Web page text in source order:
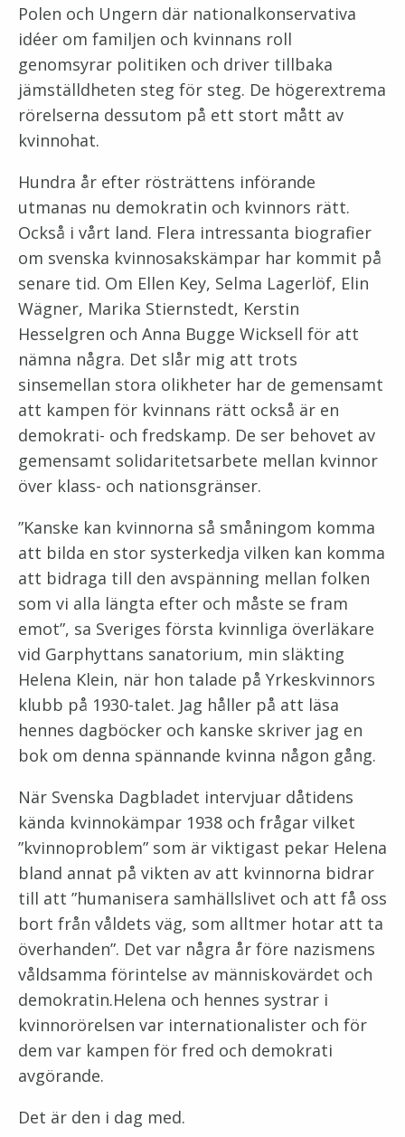
Polen och Ungern där nationalkonservativa
idéer om familjen och kvinnans roll
genomsyrar politiken och driver tillbaka
jämställdheten steg för steg. De högerextrema
rörelserna dessutom på ett stort mått av
kvinnohat.
Hundra år efter rösträttens införande
utmanas nu demokratin och kvinnors rätt.
Också i vårt land. Flera intressanta biografier
om svenska kvinnosakskämpar har kommit på
senare tid. Om Ellen Key, Selma Lagerlöf, Elin
Wägner, Marika Stiernstedt, Kerstin
Hesselgren och Anna Bugge Wicksell för att
nämna några. Det slår mig att trots
sinsemellan stora olikheter har de gemensamt
att kampen för kvinnans rätt också är en
demokrati- och fredskamp. De ser behovet av
gemensamt solidaritetsarbete mellan kvinnor
över klass- och nationsgränser.
”Kanske kan kvinnorna så småningom komma
att bilda en stor systerkedja vilken kan komma
att bidraga till den avspänning mellan folken
som vi alla längta efter och måste se fram
emot”, sa Sveriges första kvinnliga överläkare
vid Garphyttans sanatorium, min släkting
Helena Klein, när hon talade på Yrkeskvinnors
klubb på 1930-talet. Jag håller på att läsa
hennes dagböcker och kanske skriver jag en
bok om denna spännande kvinna någon gång.
När Svenska Dagbladet intervjuar dåtidens
kända kvinnokämpar 1938 och frågar vilket
”kvinnoproblem” som är viktigast pekar Helena
bland annat på vikten av att kvinnorna bidrar
till att ”humanisera samhällslivet och att få oss
bort från våldets väg, som alltmer hotar att ta
överhanden”. Det var några år före nazismens
våldsamma förintelse av människovärdet och
demokratin.Helena och hennes systrar i
kvinnorörelsen var internationalister och för
dem var kampen för fred och demokrati
avgörande.
Det är den i dag med.